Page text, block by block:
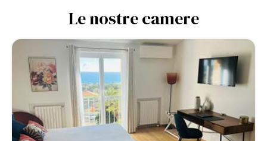
Le nostre camere